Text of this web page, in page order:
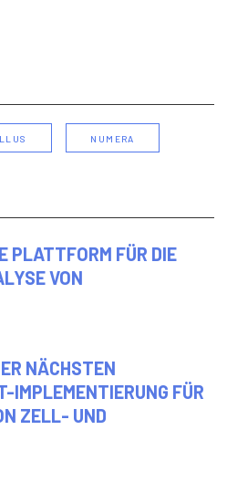
NUMERA
PLATTFORM FÜR DIE
VON
NÄCHSTEN
IMPLEMENTIERUNG FÜR
ZELL- UND